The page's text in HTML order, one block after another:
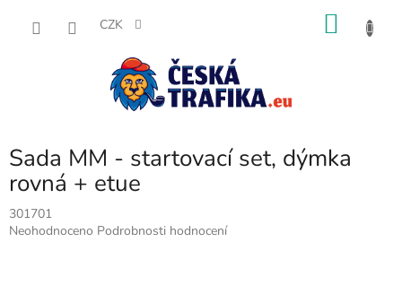
CZK
Sada MM - startovací set, dýmka
rovná + etue
301701
Průměrné
Neohodnoceno Podrobnosti hodnocení